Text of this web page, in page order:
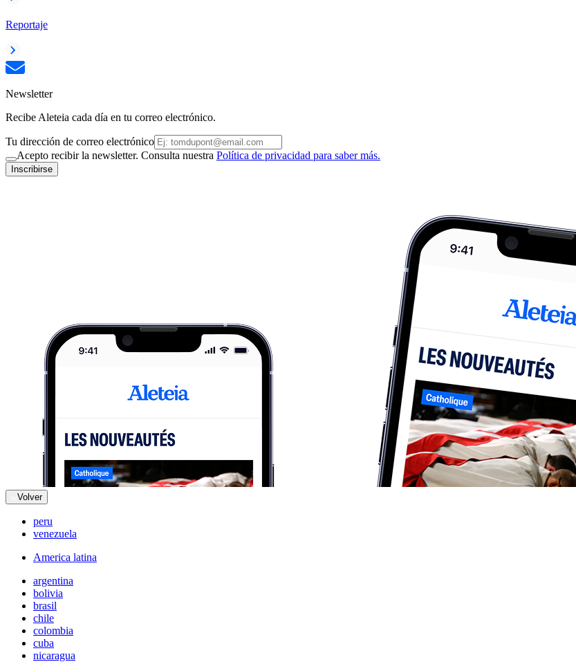
Reportaje
Newsletter
Recibe Aleteia cada día en tu correo electrónico.
Tu dirección de correo electrónico
Acepto recibir la newsletter. Consulta nuestra Política de privacidad para saber más.
Inscribirse
Volver
peru
venezuela
America latina
argentina
bolivia
brasil
chile
colombia
cuba
nicaragua